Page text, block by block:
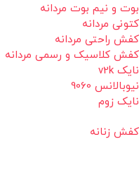
بوت و نیم بوت مردانه
کتونی مردانه
کفش راحتی مردانه
کفش کلاسیک و رسمی مردانه
نایک v2k
نیوبالانس 9060
نایک زوم
کفش زنانه